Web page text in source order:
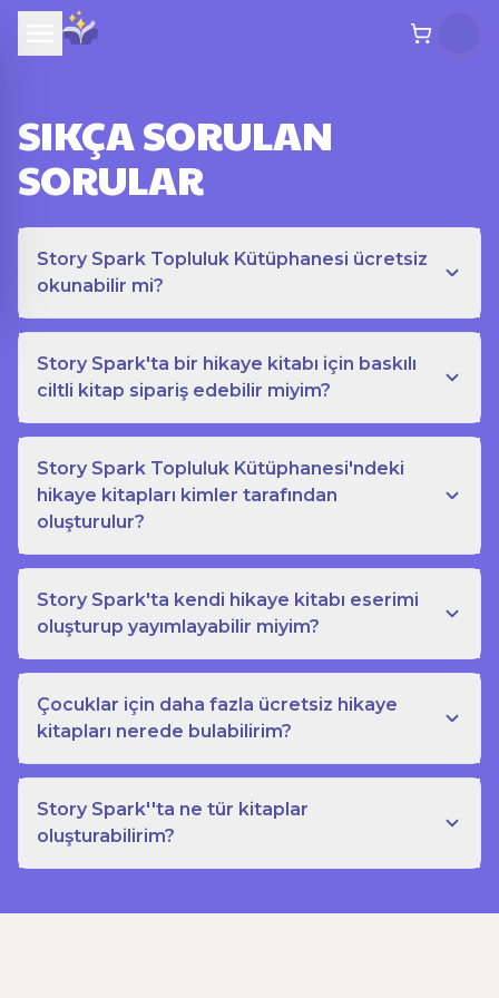
SIKÇA SORULAN
SORULAR
Story Spark Topluluk Kütüphanesi ücretsiz
okunabilir mi?
Story Spark'ta bir hikaye kitabı için baskılı
ciltli kitap sipariş edebilir miyim?
Story Spark Topluluk Kütüphanesi'ndeki
hikaye kitapları kimler tarafından
oluşturulur?
Story Spark'ta kendi hikaye kitabı eserimi
oluşturup yayımlayabilir miyim?
Çocuklar için daha fazla ücretsiz hikaye
kitapları nerede bulabilirim?
Story Spark''ta ne tür kitaplar
oluşturabilirim?